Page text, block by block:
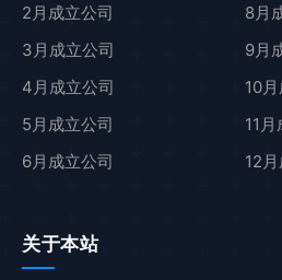
2月成立公司
3月成立公司
4月成立公司
5月成立公司
6月成立公司
8月
9月
10
11月
12
关于本站